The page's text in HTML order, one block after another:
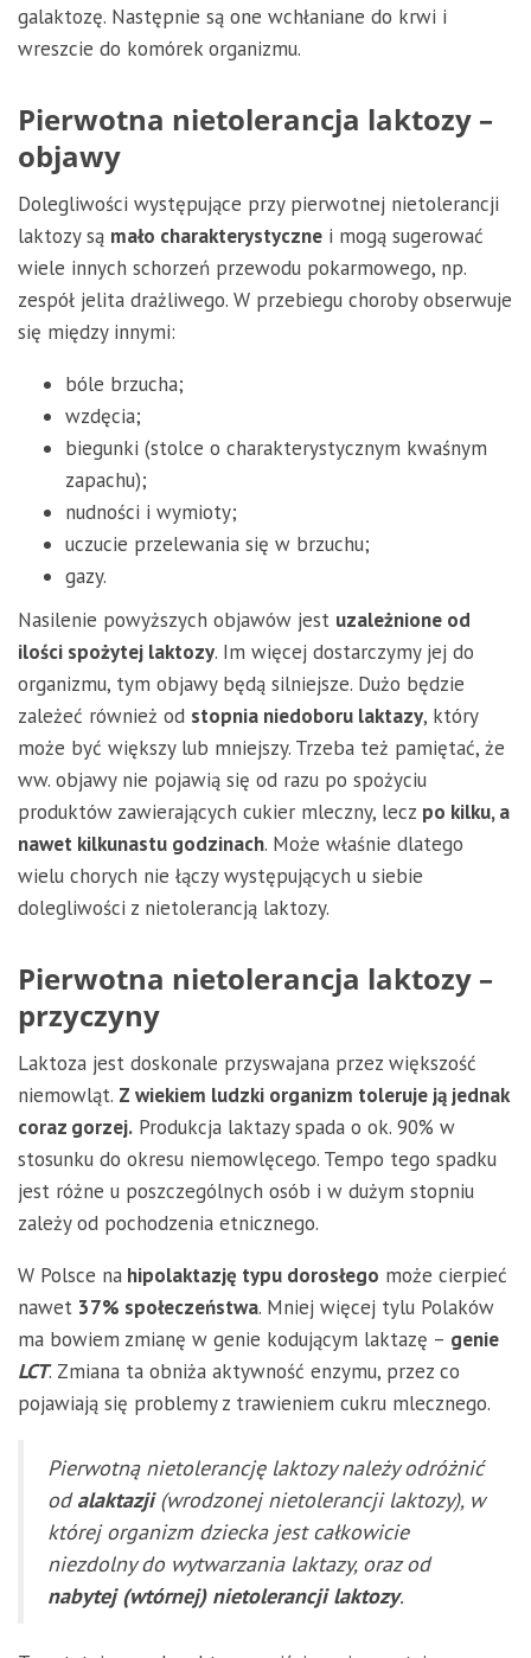
galaktozę. Następnie są one wchłaniane do krwi i
wreszcie do komórek organizmu.
Pierwotna nietolerancja laktozy –
objawy
Dolegliwości występujące przy pierwotnej nietolerancji
laktozy są mało charakterystyczne i mogą sugerować
wiele innych schorzeń przewodu pokarmowego, np.
zespół jelita drażliwego. W przebiegu choroby obserwuje
się między innymi:
bóle brzucha;
wzdęcia;
biegunki (stolce o charakterystycznym kwaśnym
zapachu);
nudności i wymioty;
uczucie przelewania się w brzuchu;
gazy.
Nasilenie powyższych objawów jest uzależnione od
ilości spożytej laktozy. Im więcej dostarczymy jej do
organizmu, tym objawy będą silniejsze. Dużo będzie
zależeć również od stopnia niedoboru laktazy, który
może być większy lub mniejszy. Trzeba też pamiętać, że
ww. objawy nie pojawią się od razu po spożyciu
produktów zawierających cukier mleczny, lecz po kilku, a
nawet kilkunastu godzinach. Może właśnie dlatego
wielu chorych nie łączy występujących u siebie
dolegliwości z nietolerancją laktozy.
Pierwotna nietolerancja laktozy –
przyczyny
Laktoza jest doskonale przyswajana przez większość
niemowląt. Z wiekiem ludzki organizm toleruje ją jednak
coraz gorzej. Produkcja laktazy spada o ok. 90% w
stosunku do okresu niemowlęcego. Tempo tego spadku
jest różne u poszczególnych osób i w dużym stopniu
zależy od pochodzenia etnicznego.
W Polsce na hipolaktazję typu dorosłego może cierpieć
nawet 37% społeczeństwa. Mniej więcej tylu Polaków
ma bowiem zmianę w genie kodującym laktazę – genie
LCT. Zmiana ta obniża aktywność enzymu, przez co
pojawiają się problemy z trawieniem cukru mlecznego.
Pierwotną nietolerancję laktozy należy odróżnić
odalaktazji(wrodzonej nietolerancji laktozy), w
której organizm dziecka jest całkowicie
niezdolny do wytwarzania laktazy, oraz od
nabytej (wtórnej) nietolerancji laktozy.